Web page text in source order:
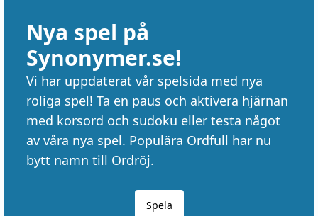
Nya spel på
Synonymer.se!
Vi har uppdaterat vår spelsida med nya
roliga spel! Ta en paus och aktivera hjärnan
med korsord och sudoku eller testa något
av våra nya spel. Populära Ordfull har nu
bytt namn till Ordröj.
Spela